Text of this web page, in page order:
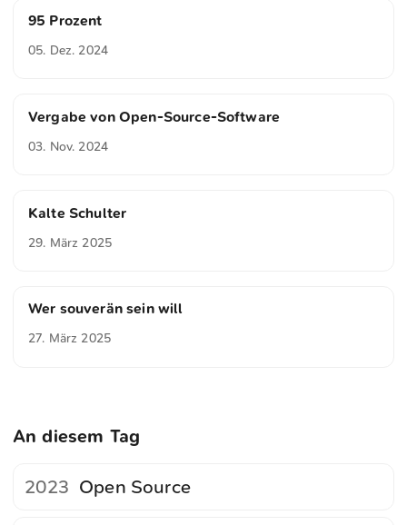
95 Prozent
05. Dez. 2024
Vergabe von Open-Source-Software
03. Nov. 2024
Kalte Schulter
29. März 2025
Wer souverän sein will
27. März 2025
An diesem Tag
2023 Open Source